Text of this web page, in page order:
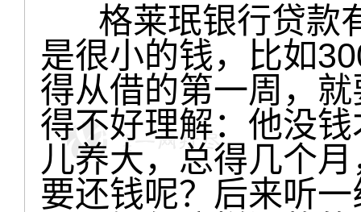
格莱珉银行贷款
是很小的钱，比如
得从借的第一周，
得不好理解：他没
儿养大，总得几个
要还钱呢？后来听